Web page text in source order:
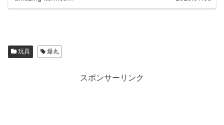
玩具 爆丸
スポンサーリンク